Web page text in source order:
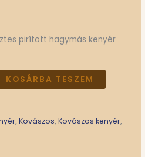
pirított hagymás kenyér
KOSÁRBA TESZEM
,Kovászos,Kovászos kenyér,